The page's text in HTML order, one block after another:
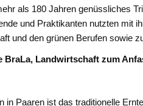
als 180 Jahren genüssliches
und Praktikanten nutzten mit
und den grünen Berufen sowie
BraLa, Landwirtschaft zum
in Paaren ist das traditionelle